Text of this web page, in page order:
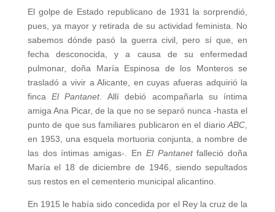
El golpe de Estado republicano de 1931 la sorprendió,
pues, ya mayor y retirada de su actividad feminista. No
sabemos dónde pasó la guerra civil, pero sí que, en
fecha desconocida, y a causa de su enfermedad
pulmonar, doña María Espinosa de los Monteros se
trasladó a vivir a Alicante, en cuyas afueras adquirió la
fincaEl Pantanet. Allí debió acompañarla su íntima
amiga Ana Picar, de la que no se separó nunca -hasta el
punto de que sus familiares publicaron en el diarioABC
en 1953, una esquela mortuoria conjunta, a nombre de
las dos íntimas amigas-. En El Pantanetfalleció doña
María el 18 de diciembre de 1946, siendo sepultados
sus restos en el cementerio municipal alicantino.
En 1915 le había sido concedida por el Rey la cruz de la